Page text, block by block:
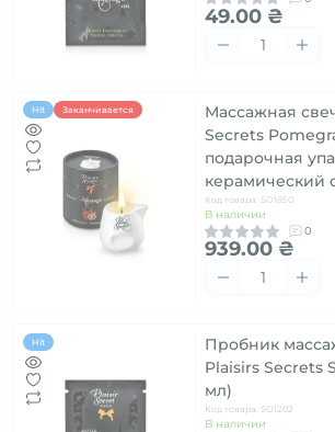
49.00 ₴
Hit Заканчивается
Массажная
Secrets
подарочная
керамический
Код товара: SO1850
В наличии
0
939.00 ₴
Hit
Пробник
Plaisirs Secrets
мл)
Код товара: SO1202
В наличии